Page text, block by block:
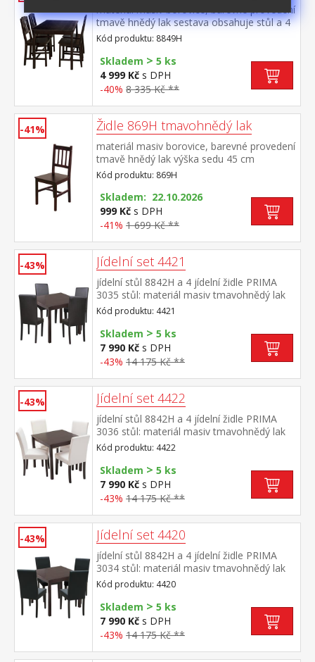
materiál masiv borovice, barevné provedení
tmavě hnědý lak sestava obsahuje stůl a 4
židle, výška sedu židle 45 cm rozměr stolu
(š/h/v) 118 × 75 × 73 cm rozměr židle
(š/h/v) 41 × 42 × 86 cm
Kód produktu: 8849H
Skladem > 5 ks
4 999 Kč s DPH
-40% 8 335 Kč **
-41% Židle 869H tmavohnědý lak
materiál masiv borovice, barevné provedení
tmavě hnědý lak výška sedu 45 cm
Kód produktu: 869H
Skladem: 22.10.2026
999 Kč s DPH
-41% 1 699 Kč **
-43% Jídelní set 4421
jídelní stůl 8842H a 4 jídelní židle PRIMA
3035 stůl: materiál masiv tmavohnědý lak
židle: nohy materiál masiv, barevné
provedení tmavě hnědý lak potah kůže –
imitace, barevné provedení hnědá, výška
sedu 47 cm rozměr stolu (š/h/v) 75 × 75 ×
73 cm rozměr židle (š/h/v) 45 × 55 × 90 cm
Kód produktu: 4421
Skladem > 5 ks
7 990 Kč s DPH
-43% 14 175 Kč **
-43% Jídelní set 4422
jídelní stůl 8842H a 4 jídelní židle PRIMA
3036 stůl: materiál masiv tmavohnědý lak
židle: nohy materiál masiv, barevné
provedení tmavě hnědý lak potah kůže –
imitace, barevné provedení bílá, výška sedu
47 cm rozměr stolu (š/h/v) 75 × 75 × 73 cm
rozměr židle (š/h/v) 45 × 55 × 90 cm
Kód produktu: 4422
Skladem > 5 ks
7 990 Kč s DPH
-43% 14 175 Kč **
-43% Jídelní set 4420
jídelní stůl 8842H a 4 jídelní židle PRIMA
3034 stůl: materiál masiv tmavohnědý lak
židle: nohy materiál masiv, barevné
provedení tmavě hnědý lak potah kůže –
imitace, barevné provedení černá, výška
sedu 47 cm rozměr stolu (š/h/v) 75 × 75 ×
73 cm rozměr židle (š/h/v) 45 × 55 × 90 cm
Kód produktu: 4420
Skladem > 5 ks
7 990 Kč s DPH
-43% 14 175 Kč **